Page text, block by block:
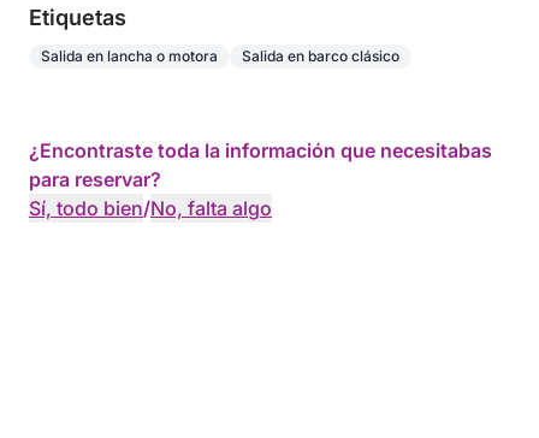
Etiquetas
Salida en lancha o motora Salida en barco clásico
¿Encontraste toda la información que necesitabas
para reservar?
Sí, todo bien/No, falta algo